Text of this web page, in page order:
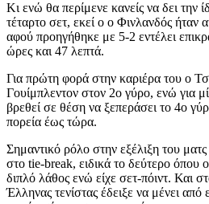
Κι ενώ θα περίμενε κανείς να δει την
τέταρτο σετ, εκεί ο ο Φινλανδός ήταν
αφού προηγήθηκε με 5-2 εντέλει
ώρες και 47 λεπτά.
Για πρώτη φορά στην καριέρα του ο
Γουίμπλεντον στον 2ο γύρο, ενώ για
βρεθεί σε θέση να ξεπεράσει το 4ο
πορεία έως τώρα.
Σημαντικό ρόλο στην εξέλιξη του
στο tie-break, ειδικά το δεύτερο όπου
διπλό λάθος ενώ είχε σετ-πόιντ. Και
Έλληνας τενίστας έδειξε να μένει